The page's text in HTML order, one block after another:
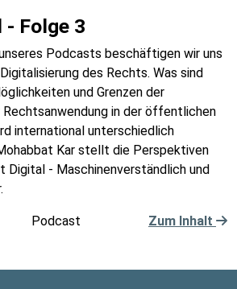
- Folge 3
Podcasts beschäftigen wir uns
des Rechts. Was sind
und Grenzen der
in der öffentlichen
international unterschiedlich
Kar stellt die Perspektiven
Digital - Maschinenverständlich und
Podcast Zum Inhalt